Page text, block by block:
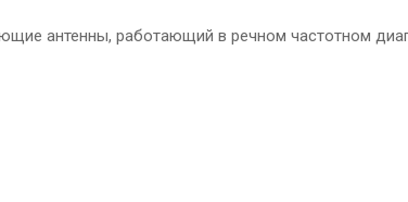
антенны, работающий в речном частотном